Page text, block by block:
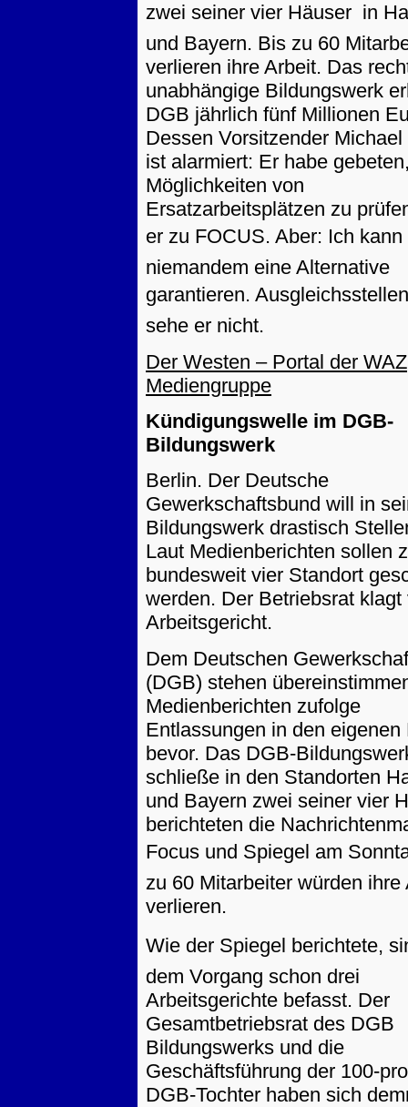
zwei seiner vier Häuser  in
und Bayern. Bis zu 60
verlieren ihre Arbeit. Das
unabhängige Bildungswerk
DGB jährlich fünf Millionen
Dessen Vorsitzender
ist alarmiert: Er habe
Möglichkeiten von
Ersatzarbeitsplätzen zu
er zu FOCUS. Aber: Ich kann
niemandem eine Alternative
garantieren.
sehe er nicht.
Der Westen – Portal der WAZ
Mediengruppe
Kündigungswelle im DGB-
Bildungswerk
Berlin. Der Deutsche
Gewerkschaftsbund will in
Bildungswerk drastisch
Laut Medienberichten sollen
bundesweit vier Standort
werden. Der Betriebsrat klagt
Arbeitsgericht.
Dem Deutschen
(DGB) stehen
Medienberichten zufolge
Entlassungen in den eigenen
bevor. Das DGB-
schließe in den Standorten
und Bayern zwei seiner vier
berichteten die
Focus und Spiegel am
zu 60 Mitarbeiter würden ihre
verlieren.
Wie der Spiegel berichtete,
dem Vorgang schon drei
Arbeitsgerichte befasst. Der
Gesamtbetriebsrat des DGB
Bildungswerks und die
Geschäftsführung der 100-
DGB-Tochter haben sich